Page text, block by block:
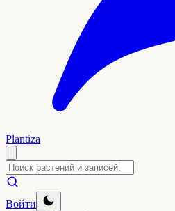
Plantiza
Войти